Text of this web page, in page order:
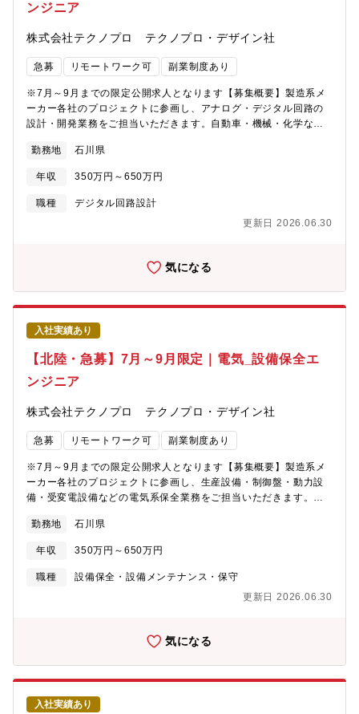
ンジニア
株式会社テクノプロ テクノプロ・デザイン社
急募 リモートワーク可 副業制度あり
※7月～9月までの限定公開求人となります【募集概要】製造系メ
ーカー各社のプロジェクトに参画し、アナログ・デジタル回路の
設計・開発業務をご担当いただきます。自動車・機械・化学など
品・現場経験を積むことができます。【業務内容】・アナログ／
デジタル回路の回路設計・基板設計（パターン設計・部品選
定）・回路シミュレーションによる動作検証・試作基板の評価・
測定・デバッグ対応・設計改善・コストダウンに向けた改善提
の回路設計・評価対応（大手自動車部品メーカー）センサー回路
デバッグ対応（工作機械メーカー）基板パターン設計・部品選定
支援（化学系製造メーカー）※案件は随時変動します。ご希望の
業種・テーマをお聞きした上でマッチングいたします。【就業形
態】取引先構内／北陸エリア限定（福井・石川・富山を中心とし
た通勤圏内）
勤務地 石川県
年収 350万円～650万円
職種
デジタル回路設計
更新日 2026.06.30
気になる
入社実績あり
【北陸・急募】7月～9月限定｜電気_設備保全エ
ンジニア
株式会社テクノプロ テクノプロ・デザイン社
急募 リモートワーク可 副業制度あり
※7月～9月までの限定公開求人となります【募集概要】製造系メ
ーカー各社のプロジェクトに参画し、生産設備・制御盤・動力設
備・受変電設備などの電気系保全業務をご担当いただきます。自
されるため、多様な設備・現場経験を積むことができます。【業
務内容】・生産設備・制御盤・動力設備の点検・整備・電気系ト
ラブルの故障対応・原因調査・復旧作業・消耗部品（センサー・
リレー・ブレーカー等）の交換・在庫管理・設備改善・省エネ・
等 【案件事例】生産設備の電気系保全対応（大手自動車部品メ
ー）センサー・アクチュエータ交換対応（工作機械メーカー）受
変電設備の点検・トラブル対応 （化学系製造メーカー）※案件は
随時変動します。ご希望の業種・テーマをお聞きした上でマッチ
ングいたします。【就業形態】取引先構内／北陸エリア限定（福
井・石川・富山を中心とした通勤圏内）
勤務地 石川県
年収 350万円～650万円
職種
設備保全・設備メンテナンス・保守
更新日 2026.06.30
気になる
入社実績あり